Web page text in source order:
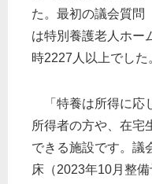
た。最初の議会質問
は特別養護老人ホー
時2227人以上でした
「特養は所得に応
所得者の方や、在宅
できる施設です。議
床（2023年10月整